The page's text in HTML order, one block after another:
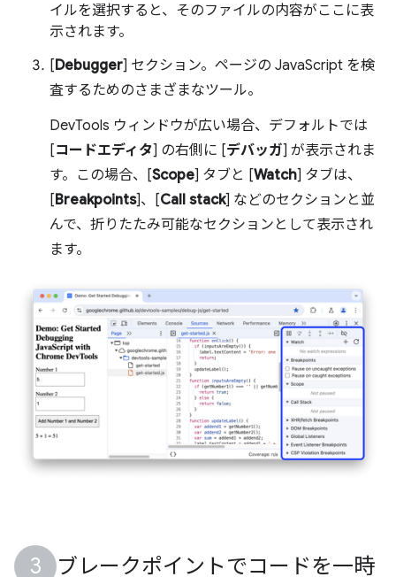
イルを選択すると、そのファイルの内容がここに表
示されます。
[Debugger] セクション。ページの JavaScript を検
査するためのさまざまなツール。
DevTools ウィンドウが広い場合、デフォルトでは
[コードエディタ] の右側に [デバッガ] が表示されま
す。この場合、[Scope] タブと [Watch] タブは、
[Breakpoints]、[Call stack] などのセクションと並
んで、折りたたみ可能なセクションとして表示され
ます。
ブレークポイントでコードを一時